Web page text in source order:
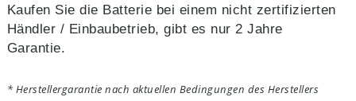
Kaufen Sie die Batterie bei einem nicht zertifizierten
Händler / Einbaubetrieb, gibt es nur 2 Jahre
Garantie.
* Herstellergarantie nach aktuellen Bedingungen des Herstellers